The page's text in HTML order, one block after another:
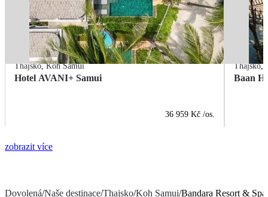
Thajsko,Koh Samui
Hotel AVANI+ Samui
36 959 Kč /os.
Thajsko,
Baan
zobrazit více
Dovolená/Naše destinace/Thajsko/Koh Samui/Bandara Resort & Spa